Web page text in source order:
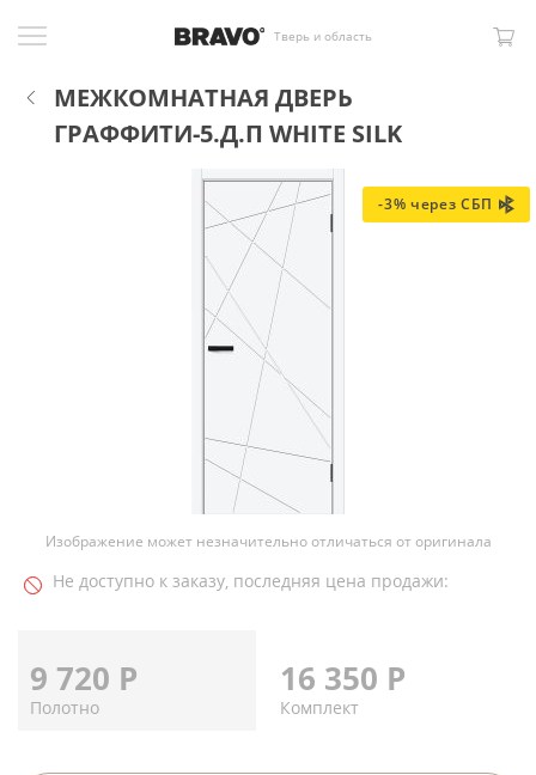
Тверь и область
МЕЖКОМНАТНАЯ ДВЕРЬ
ГРАФФИТИ-5.Д.П WHITE SILK
-3% через СБП
Изображение может незначительно отличаться от оригинала
Не доступно к заказу, последняя цена продажи:
9 720 Р
Полотно
16 350 Р
Комплект